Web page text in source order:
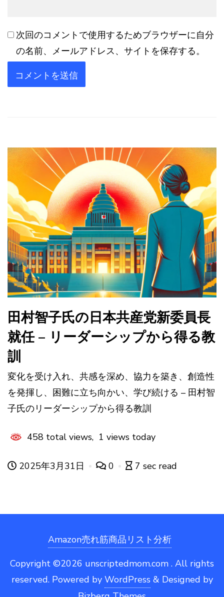
次回のコメントで使用するためブラウザーに自分
の名前、メールアドレス、サイトを保存する。
田村智子氏の日本共産党新委員長
就任 – リーダーシップから得る教
訓
変化を受け入れ、共感を深め、協力を築き、創造性
を発揮し、困難に立ち向かい、学び続ける – 田村智
子氏のリーダーシップから得る教訓
458 total views, 1 views today
2025年3月31日 0 7 sec read
Amazon売れ筋商品リスト分析
Copyright ©2026 unscriptedmom.com . All rights
reserved. Powered by WordPress & Designed by